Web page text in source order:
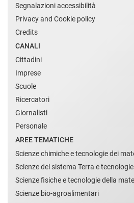
Segnalazioni accessibilità
Privacy and Cookie policy
Credits
CANALI
Cittadini
Imprese
Scuole
Ricercatori
Giornalisti
Personale
AREE TEMATICHE
Scienze chimiche e tecnologie dei
Scienze del sistema Terra e
Scienze fisiche e tecnologie della
Scienze bio-agroalimentari